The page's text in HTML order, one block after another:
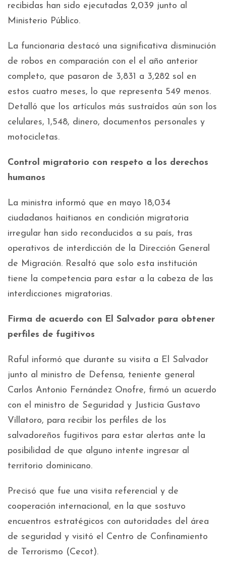
recibidas han sido ejecutadas 2,039 junto al
Ministerio Público.
La funcionaria destacó una significativa disminución
de robos en comparación con el el año anterior
completo, que pasaron de 3,831 a 3,282 sol en
estos cuatro meses, lo que representa 549 menos.
Detalló que los artículos más sustraídos aún son los
celulares, 1,548, dinero, documentos personales y
motocicletas.
Control migratorio con respeto a los derechos
humanos
La ministra informó que en mayo 18,034
ciudadanos haitianos en condición migratoria
irregular han sido reconducidos a su país, tras
operativos de interdicción de la Dirección General
de Migración. Resaltó que solo esta institución
tiene la competencia para estar a la cabeza de las
interdicciones migratorias.
Firma de acuerdo con El Salvador para obtener
perfiles de fugitivos
Raful informó que durante su visita a El Salvador
junto al ministro de Defensa, teniente general
Carlos Antonio Fernández Onofre, firmó un acuerdo
con el ministro de Seguridad y Justicia Gustavo
Villatoro, para recibir los perfiles de los
salvadoreños fugitivos para estar alertas ante la
posibilidad de que alguno intente ingresar al
territorio dominicano.
Precisó que fue una visita referencial y de
cooperación internacional, en la que sostuvo
encuentros estratégicos con autoridades del área
de seguridad y visitó el Centro de Confinamiento
de Terrorismo (Cecot).